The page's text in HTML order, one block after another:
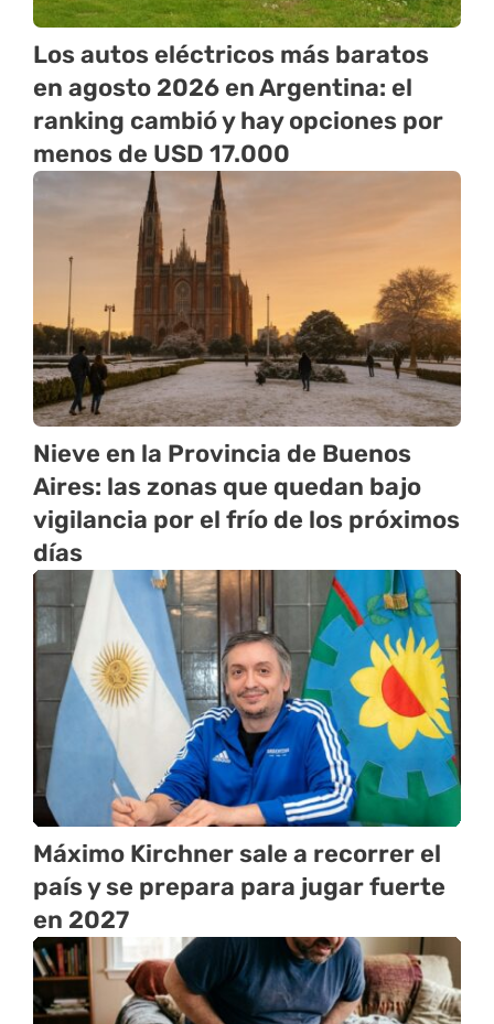
Los autos eléctricos más baratos
en agosto 2026 en Argentina: el
ranking cambió y hay opciones por
menos de USD 17.000
Nieve en la Provincia de Buenos
Aires: las zonas que quedan bajo
vigilancia por el frío de los próximos
días
Máximo Kirchner sale a recorrer el
país y se prepara para jugar fuerte
en 2027